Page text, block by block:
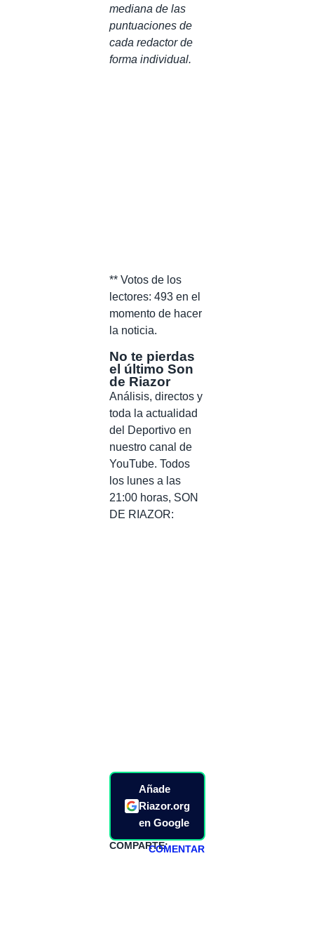
mediana de las
puntuaciones de
cada redactor de
forma individual.
** Votos de los
lectores: 493 en el
momento de hacer
la noticia.
No te pierdas
el último Son
de Riazor
Análisis, directos y
toda la actualidad
del Deportivo en
nuestro canal de
YouTube. Todos
los lunes a las
21:00 horas, SON
DE RIAZOR:
Añade
Riazor.org
en Google
COMPARTE:COMENTAR